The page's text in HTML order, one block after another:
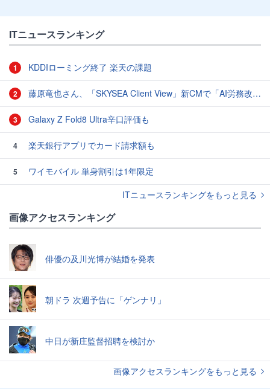
ITニュースランキング
1 KDDIローミング終了 楽天の課題
2 藤原竜也さん、「SKYSEA Client View」新CMで「AI労務改善」をアピール 働き方をAIが分析したら「すぐに休んで」と言われる？
3 Galaxy Z Fold8 Ultra辛口評価も
4 楽天銀行アプリでカード請求額も
5
ワイモバイル 単身割引は1年限定
ITニュースランキングをもっと見る
画像アクセスランキング
俳優の及川光博が結婚を発表
朝ドラ 次週予告に「ゲンナリ」
中日が新庄監督招聘を検討か
画像アクセスランキングをもっと見る